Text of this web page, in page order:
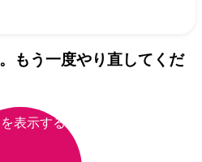
もう一度やり直してくだ